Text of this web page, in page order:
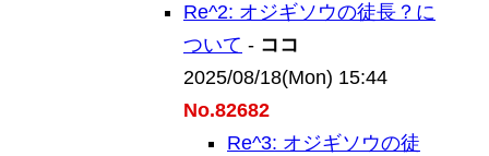
Re^2: オジギソウの徒長？に
ついて - ココ
2025/08/18(Mon) 15:44
No.82682
Re^3: オジギソウの徒